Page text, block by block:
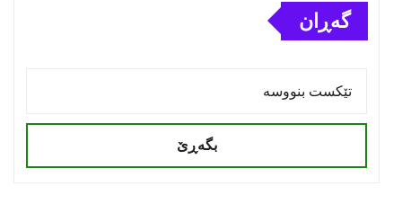
گەڕان
بگەڕێ